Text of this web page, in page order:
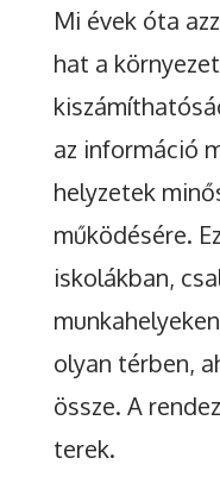
Mi évek óta
hat a
az információ
helyzetek
működésére.
iskolákban,
olyan térben,
össze. A
terek.